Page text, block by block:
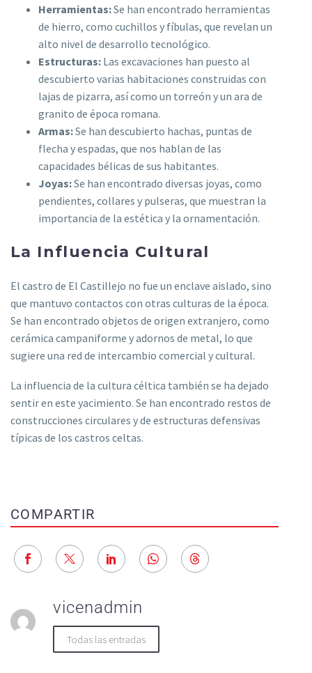
Herramientas:Se han encontrado herramientas
de hierro, como cuchillos y fíbulas, que revelan un
alto nivel de desarrollo tecnológico.
Estructuras: Las excavaciones han puesto al
descubierto varias habitaciones construidas con
lajas de pizarra, así como un torreón y un ara de
granito de época romana.
Armas:Se han descubierto hachas, puntas de
flecha y espadas, que nos hablan de las
capacidades bélicas de sus habitantes.
Joyas:Se han encontrado diversas joyas, como
pendientes, collares y pulseras, que muestran la
importancia de la estética y la ornamentación.
La Influencia Cultural
El castro de El Castillejo no fue un enclave aislado, sino
que mantuvo contactos con otras culturas de la época.
Se han encontrado objetos de origen extranjero, como
cerámica campaniforme y adornos de metal, lo que
sugiere una red de intercambio comercial y cultural.
La influencia de la cultura céltica también se ha dejado
sentir en este yacimiento. Se han encontrado restos de
construcciones circulares y de estructuras defensivas
típicas de los castros celtas.
COMPARTIR
vicenadmin
Todas las entradas